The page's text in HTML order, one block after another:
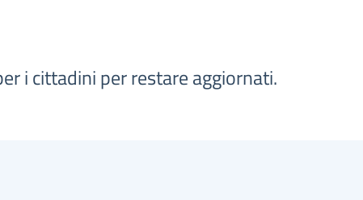
i cittadini per restare aggiornati.